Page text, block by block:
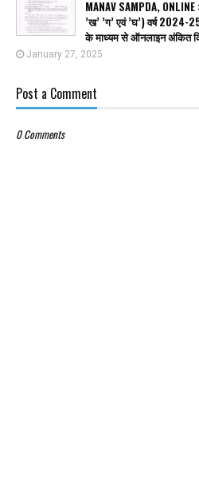
MANAV SAMPDA, ONLINE
’ख’ ’ग’ एवं ’घ’) वर्ष 2024-25
के माध्यम से ऑनलाइन अंकित
January 27, 2025
Post a Comment
0 Comments